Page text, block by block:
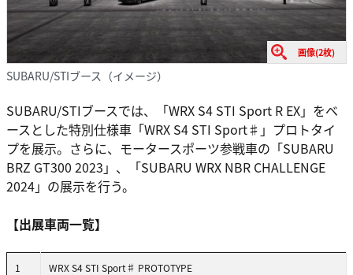
画像(2枚)
SUBARU/STIブース（イメージ）
SUBARU/STIブースでは、「WRX S4 STI Sport R EX」をベ
ースとした特別仕様車「WRX S4 STI Sport♯」プロトタイ
プを展示。さらに、モータースポーツ参戦車の「SUBARU
BRZ GT300 2023」、「SUBARU WRX NBR CHALLENGE
2024」の展示を行う。
【出展車両一覧】
1 WRX S4 STI Sport♯ PROTOTYPE